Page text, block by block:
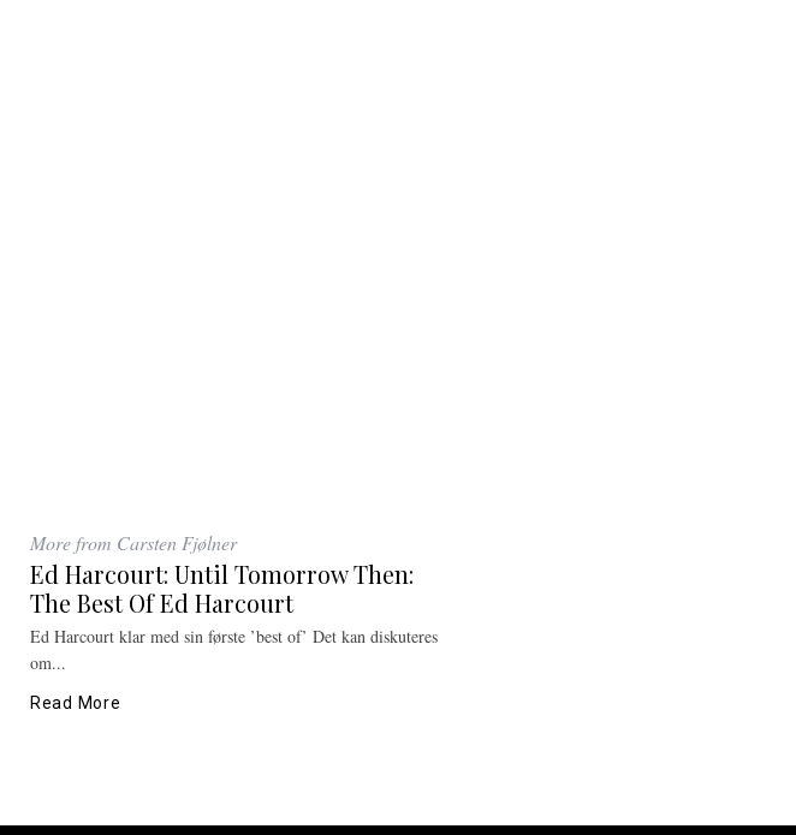
More from Carsten Fjølner
Ed Harcourt: Until Tomorrow Then:
The Best Of Ed Harcourt
Ed Harcourt klar med sin første ’best of’ Det kan diskuteres
om...
Read More